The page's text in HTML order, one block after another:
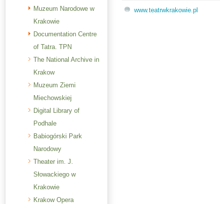
Muzeum Narodowe w
Krakowie
Documentation Centre
of Tatra. TPN
The National Archive in
Krakow
Muzeum Ziemi
Miechowskiej
Digital Library of
Podhale
Babiogórski Park
Narodowy
Theater im. J.
Słowackiego w
Krakowie
Krakow Opera
www.teatrwkrakowie.pl